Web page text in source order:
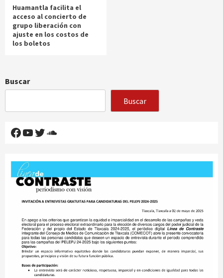
Huamantla facilita el
acceso al concierto de
grupo liberación con
ajuste en los costos de
los boletos
Buscar
Buscar
Facebook
YouTube
Twitter
SoundCloud